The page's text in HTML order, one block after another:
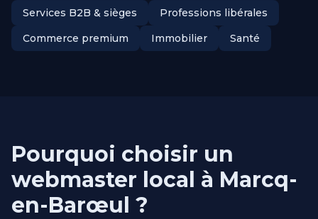
Services B2B & sièges
Professions libérales
Commerce premium
Immobilier Santé
Pourquoi choisir un
webmaster local à Marcq-
en-Barœul ?